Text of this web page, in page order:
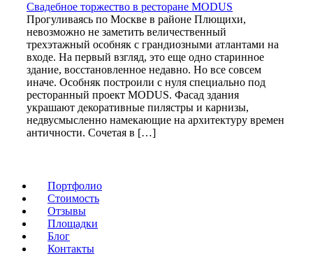
Свадебное торжество в ресторане MODUS
Прогуливаясь по Москве в районе Плющихи,
невозможно не заметить величественный
трехэтажный особняк с грандиозными атлантами на
входе. На первый взгляд, это еще одно старинное
здание, восстановленное недавно. Но все совсем
иначе. Особняк построили с нуля специально под
ресторанный проект MODUS. Фасад здания
украшают декоративные пилястры и карнизы,
недвусмысленно намекающие на архитектуру времен
античности. Сочетая в […]
Портфолио
Стоимость
Отзывы
Площадки
Блог
Контакты